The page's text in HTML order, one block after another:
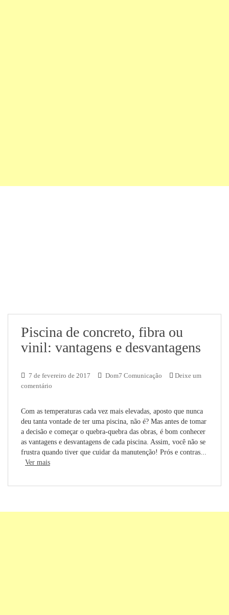
Piscina de concreto, fibra ou
vinil: vantagens e desvantagens
7 de fevereiro de 2017 Dom7 Comunicação
Deixe um
comentário
Com as temperaturas cada vez mais elevadas, aposto que nunca
deu tanta vontade de ter uma piscina, não é? Mas antes de tomar
a decisão e começar o quebra-quebra das obras, é bom conhecer
as vantagens e desvantagens de cada piscina. Assim, você não se
frustra quando tiver que cuidar da manutenção! Prós e contras...
Ver mais